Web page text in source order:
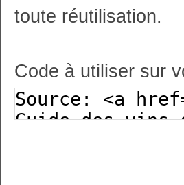
toute réutilisation.
Code à utiliser sur